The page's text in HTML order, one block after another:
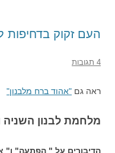
העם זקוק בדחיפות
4 תגובות
ראה גם "אהוד ברח מלבנון"
מלחמת לבנון השניה
הדיבורים על " הפתעה" ו"